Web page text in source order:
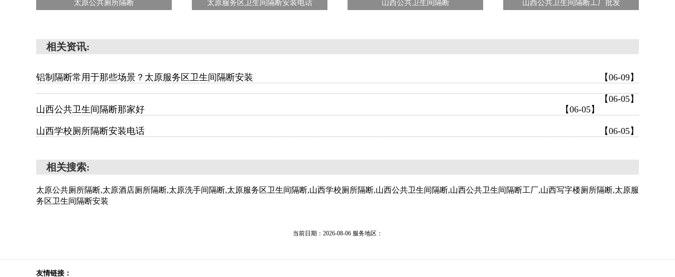
太原公共厕所隔断 太原服务区卫生间隔断安装电话 山西公共卫生间隔断 山西公共卫生间隔断工厂批发
相关资讯:
铝制隔断常用于那些场景？太原服务区卫生间隔断安装 【06-09】
【06-05】
山西公共卫生间隔断那家好
【06-05】
山西学校厕所隔断安装电话 【06-05】
相关搜索:
太原公共厕所隔断,太原酒店厕所隔断,太原洗手间隔断,太原服务区卫生间隔断,山西学校厕所隔断,山西公共卫生间隔断,山西公共卫生间隔断工厂,山西写字楼厕所隔断,太原服
务区卫生间隔断安装
当前日期：2026-08-06 服务地区：
友情链接：